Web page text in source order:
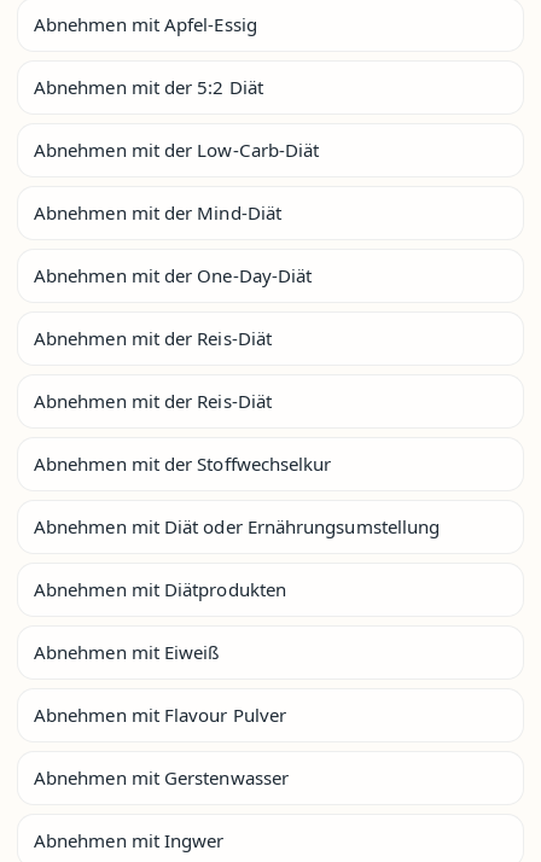
Abnehmen mit Apfel-Essig
Abnehmen mit der 5:2 Diät
Abnehmen mit der Low-Carb-Diät
Abnehmen mit der Mind-Diät
Abnehmen mit der One-Day-Diät
Abnehmen mit der Reis-Diät
Abnehmen mit der Reis-Diät
Abnehmen mit der Stoffwechselkur
Abnehmen mit Diät oder Ernährungsumstellung
Abnehmen mit Diätprodukten
Abnehmen mit Eiweiß
Abnehmen mit Flavour Pulver
Abnehmen mit Gerstenwasser
Abnehmen mit Ingwer